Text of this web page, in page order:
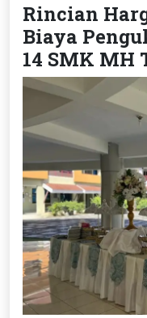
Rincian
Biaya
14 SMK